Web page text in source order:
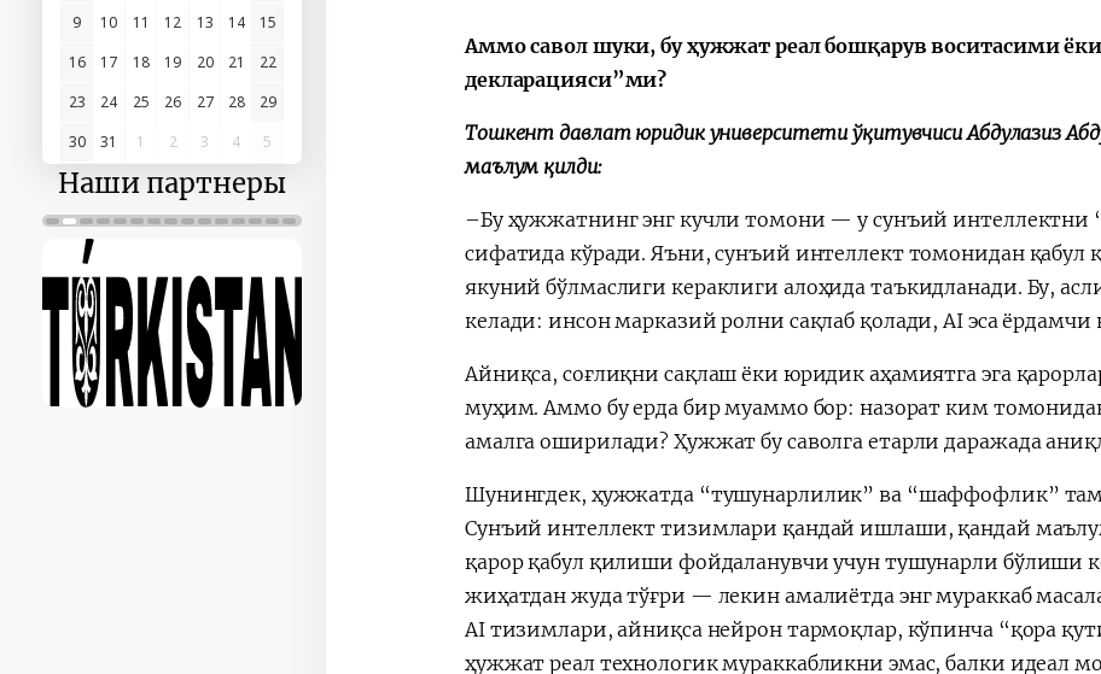
9
10 11 12 13 14
15
16
17 18 19 20 21
22
23
24 25 26 27 28
29
30
31 1 2 3 4 5
Наши партнеры
Аммо савол шуки, бу ҳужжат реал бошқарув воситасими
декларацияси”ми?
Тошкент давлат юридик университети ўқитувчиси Абдулазиз
маълум қилди:
–Бу ҳужжатнинг энг кучли томони — у сунъий интеллектни
сифатида кўради. Яъни, сунъий интеллект томонидан қабул
якуний бўлмаслиги кераклиги алоҳида таъкидланади. Бу,
келади: инсон марказий ролни сақлаб қолади, AI эса
Айниқса, соғлиқни сақлаш ёки юридик аҳамиятга эга
муҳим. Аммо бу ерда бир муаммо бор: назорат ким
амалга оширилади? Ҳужжат бу саволга етарли даражада
Шунингдек, ҳужжатда “тушунарлилик” ва “шаффофлик”
Сунъий интеллект тизимлари қандай ишлаши, қандай
қарор қабул қилиши фойдаланувчи учун тушунарли бўлиши
жиҳатдан жуда тўғри — лекин амалиётда энг мураккаб
AI тизимлари, айниқса нейрон тармоқлар, кўпинча “қора
ҳужжат реал технологик мураккабликни эмас, балки идеал